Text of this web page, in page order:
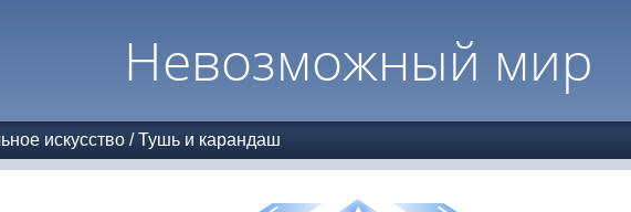
Невозможный мир
искусство /Тушь и карандаш